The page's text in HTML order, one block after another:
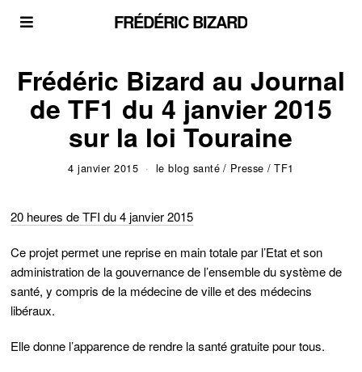
FRÉDÉRIC BIZARD
Frédéric Bizard au Journal
de TF1 du 4 janvier 2015
sur la loi Touraine
4 janvier 2015 le blog santé / Presse / TF1
20 heures de TFI du 4 janvier 2015
Ce projet permet une reprise en main totale par l’Etat et son
administration de la gouvernance de l’ensemble du système de
santé, y compris de la médecine de ville et des médecins
libéraux.
Elle donne l’apparence de rendre la santé gratuite pour tous.